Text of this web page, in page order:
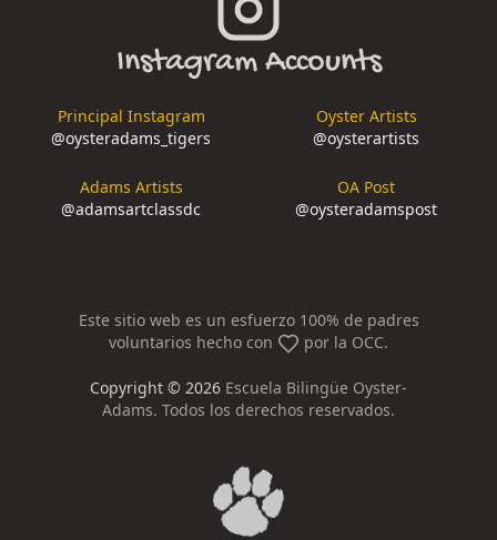
Instagram Accounts
Principal Instagram
@oysteradams_tigers
Oyster Artists
@oysterartists
Adams Artists
@adamsartclassdc
OA Post
@oysteradamspost
Este sitio web es un esfuerzo 100% de padres
voluntarios hecho con
por la OCC.
Copyright © 2026 Escuela Bilingüe Oyster-
Adams. Todos los derechos reservados.